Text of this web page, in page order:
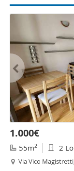
1.000€
55m2 2
Via Vico